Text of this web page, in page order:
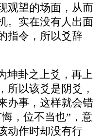
观望的场面，从而
。实在没有人出面
指令，所以爻辞
坤卦之上爻，再上
所以该爻是阴爻，
办事，这样就会错
，位不当也”，意
动作时却没有行